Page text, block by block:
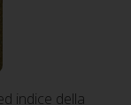
indice della